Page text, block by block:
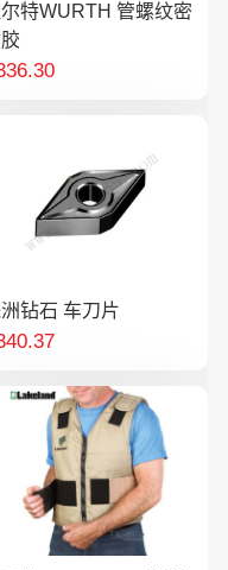
特WURTH 管螺纹密
钻石 车刀片